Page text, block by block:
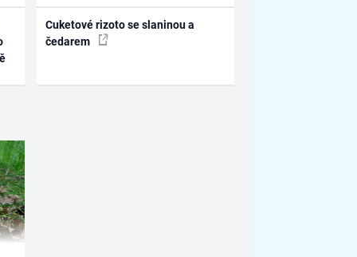
Cuketové rizoto se slaninou a
čedarem